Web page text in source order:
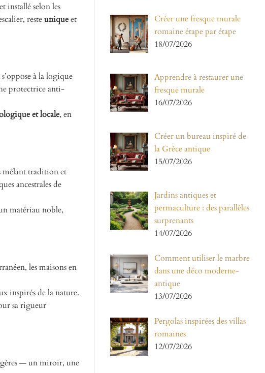
installé selon les
resteuniqueet
à la logique
protectrice anti-
et locale, en
mêlant tradition et
ancestrales de
matériau noble,
les maisons en
inspirés de la nature.
sa rigueur
— un miroir, une
Créer une fresque murale
romaine étape par étape
18/07/2026
Apprendre à restaurer une
fresque murale
16/07/2026
Créer un bureau inspiré de
la Grèce antique
15/07/2026
Jardins antiques et
permaculture : des parallèles
surprenants
14/07/2026
Comment utiliser le marbre
dans une déco moderne-
antique
13/07/2026
Pergolas inspirées des villas
romaines
12/07/2026